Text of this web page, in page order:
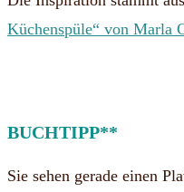
Küchenspüle“ von Marla
BUCHTIPP**
Sie sehen gerade einen